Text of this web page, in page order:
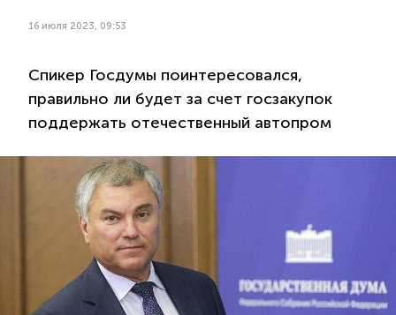
16 июля 2023, 09:53
Спикер Госдумы поинтересовался,
правильно ли будет за счет госзакупок
поддержать отечественный автопром